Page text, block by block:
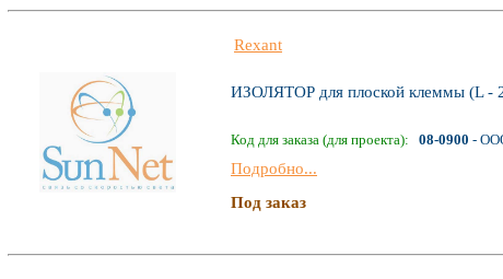
Rexant
ИЗОЛЯТОР для плоской клеммы (L -
Код для заказа (для проекта): 08-0900 -
Подробно...
Под заказ